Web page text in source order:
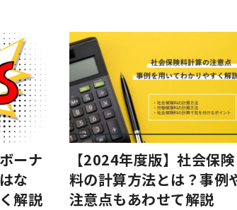
ーナ
な
解説
【2024年度版】社会保険
料の計算方法とは？事例
注意点もあわせて解説